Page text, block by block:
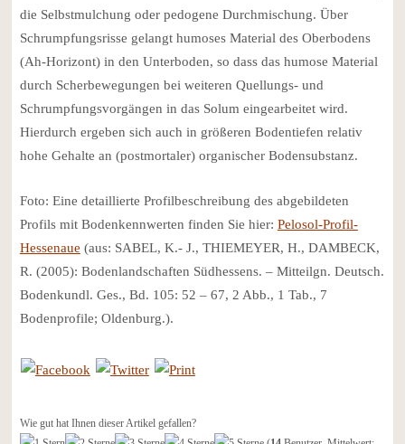
die Selbstmulchung oder pedogene Durchmischung. Über
Schrumpfungsrisse gelangt humoses Material des Oberbodens
(Ah-Horizont) in den Unterboden, so dass das humose Material
durch Scherbewegungen bei weiteren Quellungs- und
Schrumpfungsvorgängen in das Solum eingearbeitet wird.
Hierdurch ergeben sich auch in größeren Bodentiefen relativ
hohe Gehalte an (postmortaler) organischer Bodensubstanz.
Foto: Eine detaillierte Profilbeschreibung des abgebildeten
Profils mit Bodenkennwerten finden Sie hier: Pelosol-Profil-
Hessenaue (aus: SABEL, K.- J., THIEMEYER, H., DAMBECK,
R. (2005): Bodenlandschaften Südhessens. – Mitteilgn. Deutsch.
Bodenkundl. Ges., Bd. 105: 52 – 67, 2 Abb., 1 Tab., 7
Bodenprofile; Oldenburg.).
Wie gut hat Ihnen dieser Artikel gefallen?